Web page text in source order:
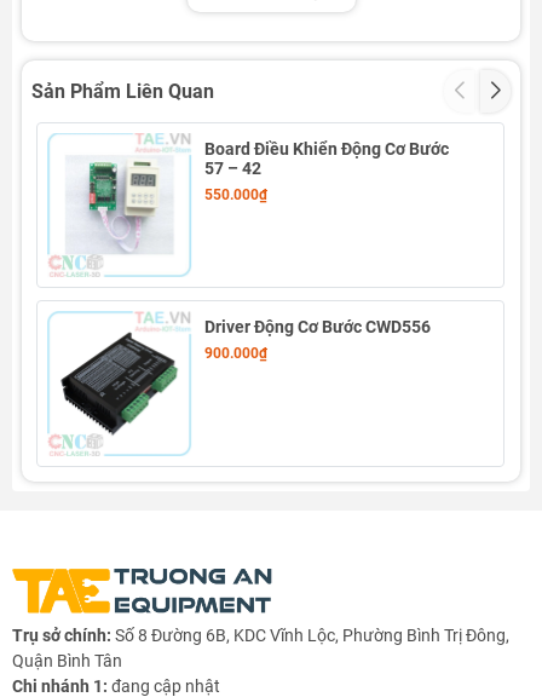
+ Nguồn đầu vào là 9V - 40V.
+ Dòng cấp tối đa là 3.5A.
+ Ngõ vào có cách ly quang, tốc độ cao.
+ Có thể điều khiển đảo chiều quay.
+ Có tích hợp đo quá dòng quá áp.
+ Kích thước: 96*57*35mm
Sơ đồ nối dây
Sản Phẩm Liên Quan
Board Điều Khiển Động Cơ Bước
57 – 42
550.000₫
Driver Động Cơ Bước CWD556
900.000₫
Trụ sở chính: Số 8 Đường 6B, KDC Vĩnh Lộc, Phường Bình Trị Đông,
Quận Bình Tân
Chi nhánh 1: đang cập nhật